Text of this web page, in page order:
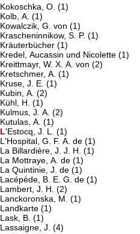
Kokoschka, O.(1)
Kolb, A.(1)
Kowalczik, G. von(1)
Krascheninnikow, S. P.(1)
Kräuterbücher(1)
Kredel, Aucassin und Nicolette(1)
Kreittmayr, W. X. A. von(2)
Kretschmer, A.(1)
Kruse, J. E.(1)
Kubin, A.(2)
Kühl, H.(1)
Kulmus, J. A.(2)
Kutulas, A.(1)
L'Estocq, J. L.(1)
L'Hospital, G. F. A. de(1)
La Billardière, J. J. H.(1)
La Mottraye, A. de(1)
La Quintinie, J. de(1)
Lacépède, B. E. G. de(1)
Lambert, J. H.(2)
Lanckoronska, M.(1)
Landkarte(1)
Lask, B.(1)
Lassaigne, J.(4)